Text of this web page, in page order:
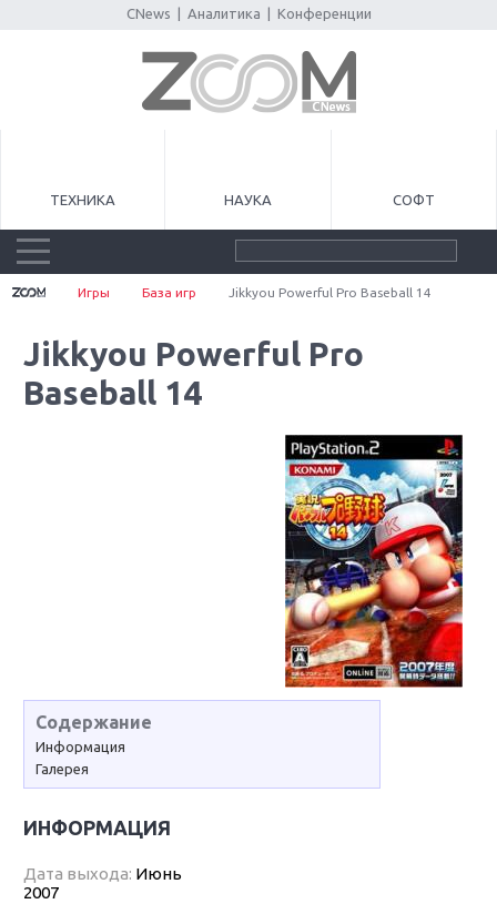
CNews Аналитика Конференции
ТЕХНИКА НАУКА СОФТ
Игры База игр Jikkyou Powerful Pro Baseball 14
Jikkyou Powerful Pro
Baseball 14
Содержание
Информация
Галерея
ИНФОРМАЦИЯ
Дата выхода: Июнь
2007